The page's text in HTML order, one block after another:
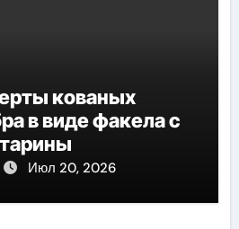
кованых
в виде факела с
Июл 20, 2026